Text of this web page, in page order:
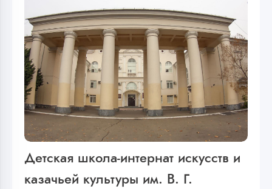
Детская школа-интернат искусств и
казачьей культуры им. В. Г.